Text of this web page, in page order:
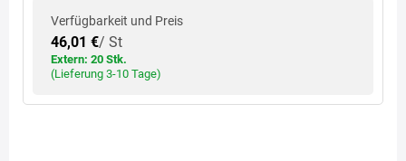
Verfügbarkeit und Preis
46,01 €/ St
Extern: 20 Stk.
(Lieferung 3-10 Tage)